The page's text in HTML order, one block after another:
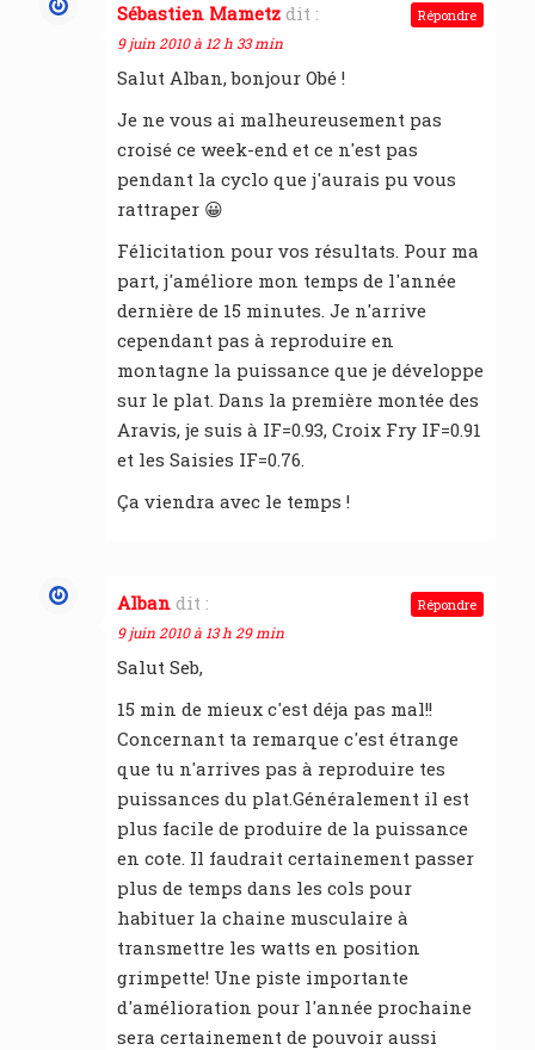
Sébastien Mametz dit :
9 juin 2010 à 12 h 33 min
Salut Alban, bonjour Obé !
Je ne vous ai malheureusement pas
croisé ce week-end et ce n'est pas
pendant la cyclo que j'aurais pu vous
rattraper 😀
Félicitation pour vos résultats. Pour ma
part, j'améliore mon temps de l'année
dernière de 15 minutes. Je n'arrive
cependant pas à reproduire en
montagne la puissance que je développe
sur le plat. Dans la première montée des
Aravis, je suis à IF=0.93, Croix Fry IF=0.91
et les Saisies IF=0.76.
Ça viendra avec le temps !
Répondre
Alban dit :
9 juin 2010 à 13 h 29 min
Salut Seb,
15 min de mieux c'est déja pas mal!!
Concernant ta remarque c'est étrange
que tu n'arrives pas à reproduire tes
puissances du plat.Généralement il est
plus facile de produire de la puissance
en cote. Il faudrait certainement passer
plus de temps dans les cols pour
habituer la chaine musculaire à
transmettre les watts en position
grimpette! Une piste importante
d'amélioration pour l'année prochaine
sera certainement de pouvoir aussi
Répondre